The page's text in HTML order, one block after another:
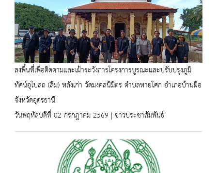
ลงพื้นที่เพื่อติดตามและเฝ้าระวังการโครงการบูรณะและปรับปรุงภูมิ
ทัศน์อุโบสถ (สิม) หลังเก่า วัดมงคลนิมิตร ตำบลหายโศก อำเภอบ้านผือ
จังหวัดอุดรธานี
วันพฤหัสบดีที่ 02 กรกฎาคม 2569 | ข่าวประชาสัมพันธ์